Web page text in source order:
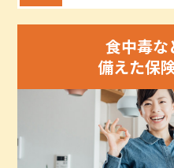
食中毒な
備えた保